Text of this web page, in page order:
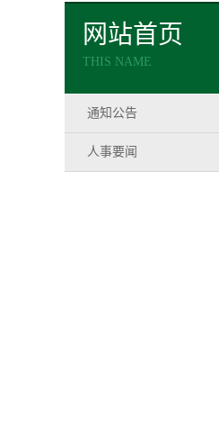
网站首页
THIS NAME
通知公告
人事要闻